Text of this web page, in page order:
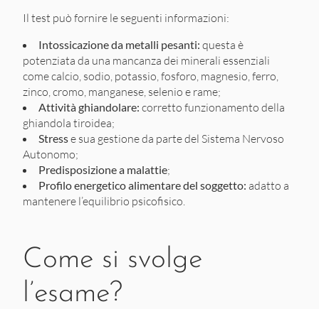
Il test può fornire le seguenti informazioni:
Intossicazione da metalli pesanti: questa è
potenziata da una mancanza dei minerali essenziali
come calcio, sodio, potassio, fosforo, magnesio, ferro,
zinco, cromo, manganese, selenio e rame;
Attività ghiandolare: corretto funzionamento della
ghiandola tiroidea;
Stresse sua gestione da parte del Sistema Nervoso
Autonomo;
Predisposizione a malattie;
Profilo energetico alimentare del soggetto: adatto a
mantenere l’equilibrio psicofisico.
Come si svolge
l’esame?